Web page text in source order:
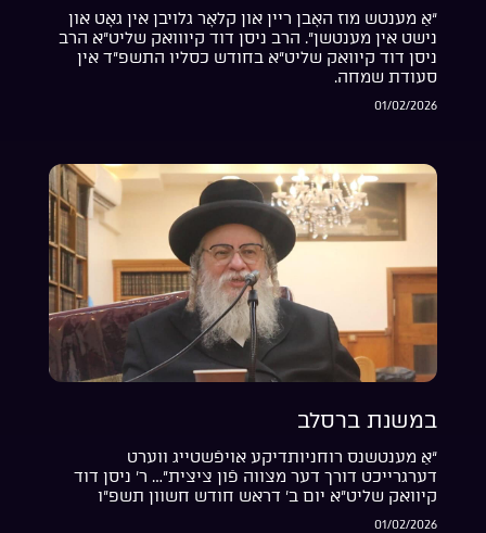
“אַ מענטש מוז האָבן ריין און קלאָר גלויבן אין גאָט און
נישט אין מענטשן”. הרב ניסן דוד קיווואק שליט”א הרב
ניסן דוד קיוואק שליט”א בחודש כסליו התשפ”ד אין
סעודת שמחה.
01/02/2026
במשנת ברסלב
“אַ מענטשנס רוחניותדיקע אויפֿשטייג ווערט
דערגרייכט דורך דער מצווה פֿון ציצית”… ר’ ניסן דוד
קיוואק שליט”א יום ב’ דראש חודש חשוון תשפ”ו
01/02/2026